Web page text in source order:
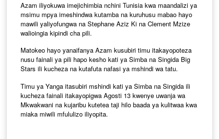
Azam iliyokuwa imejichimbia nchini Tunisia kwa maandalizi ya
msimu mpya imeshindwa kutamba na kuruhusu mabao hayo
mawili yaliyofungwa na Stephane Aziz Ki na Clement Mzize
walioingia kipindi cha pili.
Matokeo hayo yanaifanya Azam kusubiri timu itakayopoteza
nusu fainali ya pili hapo kesho kati ya Simba na Singida Big
Stars ili kucheza na kutafuta nafasi ya mshindi wa tatu.
Timu ya Yanga itasubiri mshindi kati ya Simba na Singida ili
kucheza fainali itakayopigwa Agosti 13 kwenye uwanja wa
Mkwakwani na kujaribu kutetea taji hilo baada ya kulitwaa kwa
miaka miwili mfululizo iliyopita.